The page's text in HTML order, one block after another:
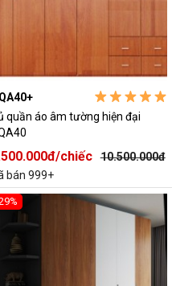
quần áo âm tường hiện đại
chiếc
10.500.000đ
bán 999+